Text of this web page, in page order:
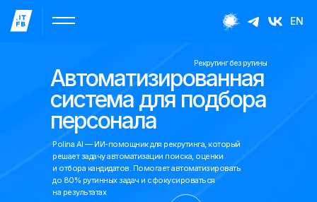
EN
Polina AI — ИИ-помощник для рекрутинга, который
решает задачу автоматизации поиска, оценки
и отбора кандидатов. Помогает автоматизировать
до 80% рутинных задач и сфокусироваться
на результатах
Автоматизированная
система для подбора
персонала
Рекрутинг без рутины